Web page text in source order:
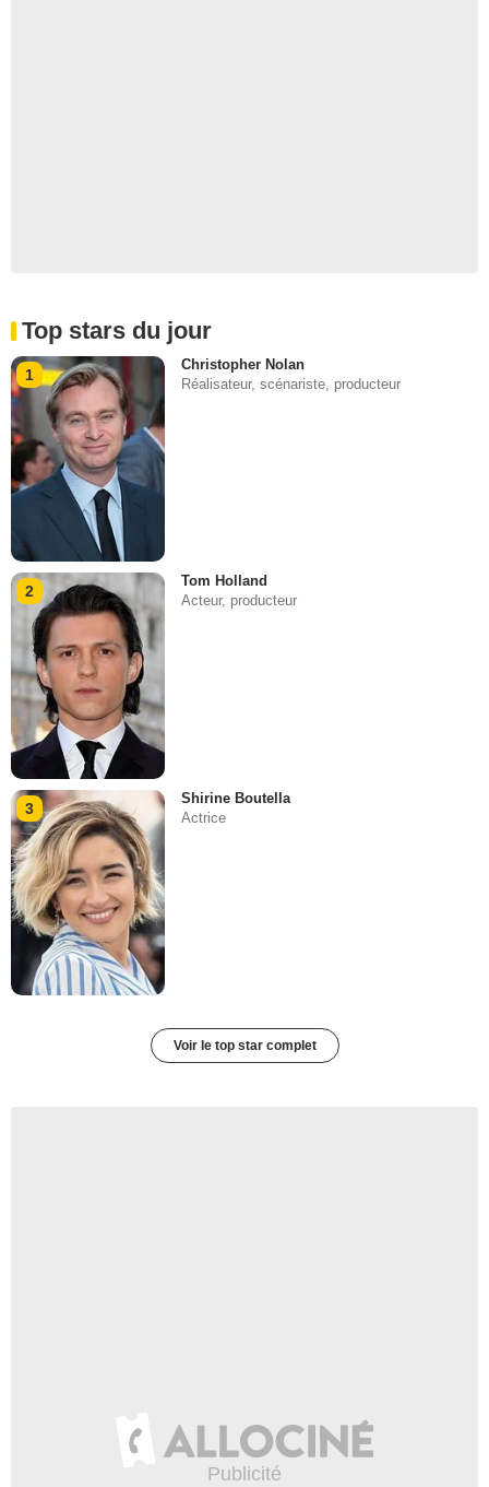
Top stars du jour
1
Christopher Nolan
Réalisateur, scénariste, producteur
2
Tom Holland
Acteur, producteur
3
Shirine Boutella
Actrice
Voir le top star complet